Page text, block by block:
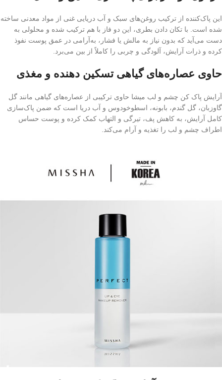
این پاک‌کننده از ترکیب روغن‌های سبک و آب دریایی غنی از مواد معدنی ساخته
شده است. با تکان دادن بطری، این دو فاز با هم ترکیب شده و محلولی به
دست می‌آید که بدون نیاز به مالش یا فشار، به‌آرامی در عمق پوست نفوذ
کرده و ذرات آرایش، آلودگی و چربی را کاملاً از بین می‌برد.
حاوی عصاره‌های گیاهی تسکین‌ دهنده و مغذی
آرایش پاک کن چشم و لب میشا حاوی ترکیبی از عصاره‌های گیاهی مانند گل
گاوزبان، گل گندم، بابونه، اسطوخودوس و آب دریا است که ضمن پاک‌سازی
کامل آرایش، به کاهش پف، تیرگی و التهاب کمک کرده و پوست حساس
اطراف چشم و لب را تغذیه و آرام می‌کند.